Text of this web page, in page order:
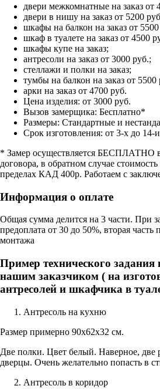
двери межкомнатные на заказ от
двери в нишу на заказ от 5200
шкафы на балкон на заказ от
шкаф в туалете на заказ от 4500
шкафы купе на заказ;
антресоли на заказ от 3000 руб.;
стеллажи и полки на заказ;
тумбы на балкон на заказ от 5500
арки на заказ от 4700 руб.
Цена изделия: от 3000 руб.
Вызов замерщика: Бесплатно*
Размеры: Стандартные и
Срок изготовления: от 3-х до 14-
* Замер осуществляется БЕСПЛАТНО в
договора, в обратном случае стоимость
пределах КАД 400р. Работаем с
Информация о оплате
Общая сумма делится на 3 части. При
предоплата от 30 до 50%, вторая часть
монтажа
Пример технического задания
нашим заказчиком ( на
антресолей и шкафчика в
Антресоль на кухню
Размер примерно 90х62х32 см.
Две полки. Цвет белый. Наверное, две
дверцы. Очень желательно попасть в
Антресоль в коридор